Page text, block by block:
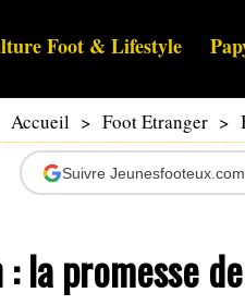
Foot & Lifestyle
Accueil > Foot Etranger >
Suivre
la promesse